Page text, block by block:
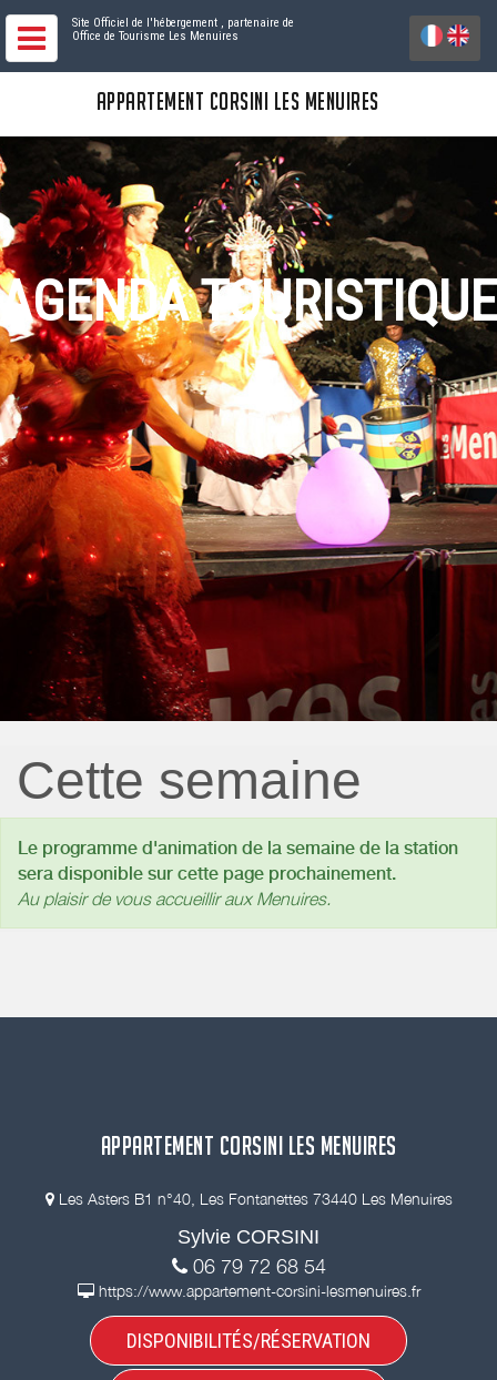
Site Officiel de l'hébergement , partenaire de
Office de Tourisme Les Menuires
APPARTEMENT CORSINI LES MENUIRES
AGENDA TOURISTIQUE
Cette semaine
Le programme d'animation de la semaine de la station
sera disponible sur cette page prochainement.
Au plaisir de vous accueillir aux Menuires.
APPARTEMENT CORSINI LES MENUIRES
Les Asters B1 n°40, Les Fontanettes 73440 Les Menuires
Sylvie CORSINI
06 79 72 68 54
https://www.appartement-corsini-lesmenuires.fr
DISPONIBILITÉS/RÉSERVATION